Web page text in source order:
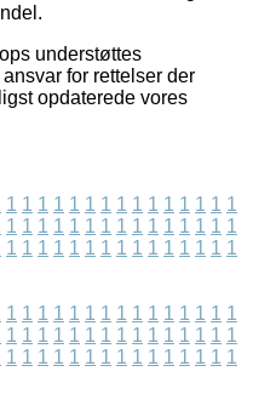
understøttes
for rettelser der
opdaterede vores
1 1 1 1 1 1 1 1 1 1 1 1 1 1 1
1 1 1 1 1 1 1 1 1 1 1 1 1 1 1
1 1 1 1 1 1 1 1 1 1 1 1 1 1 1
1 1 1 1 1 1 1 1 1 1 1 1 1 1 1
1 1 1 1 1 1 1 1 1 1 1 1 1 1 1
1 1 1 1 1 1 1 1 1 1 1 1 1 1 1